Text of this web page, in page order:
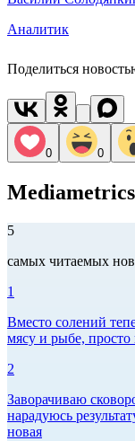
Аналитик
Поделиться
0 0
Mediametrics
5
самых читаемых
1
Вместо солений
мясу и рыбе, просто
2
Заворачиваю
нарадуюсь
новая